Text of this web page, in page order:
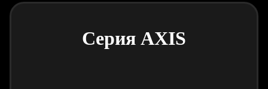
Серия AXIS